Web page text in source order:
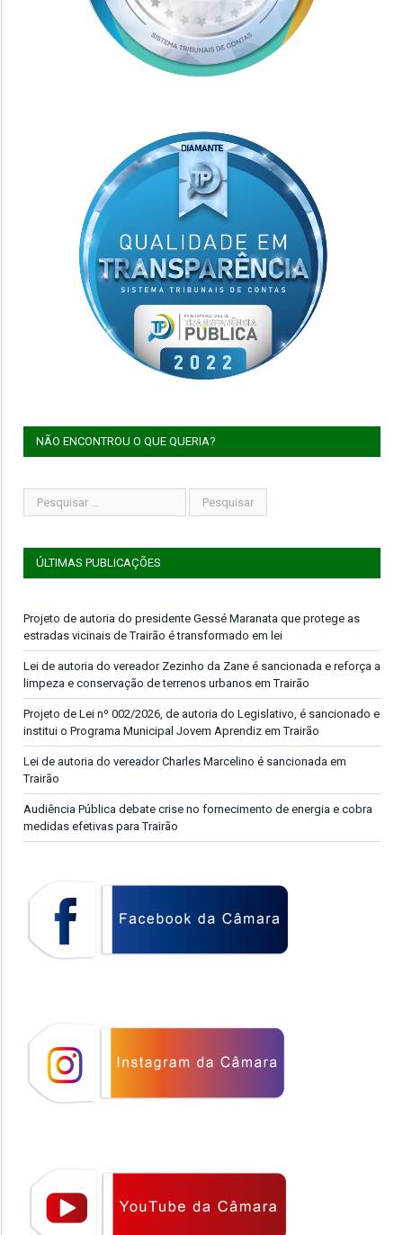
NÃO ENCONTROU O QUE QUERIA?
ÚLTIMAS PUBLICAÇÕES
Projeto de autoria do presidente Gessé Maranata que protege as
estradas vicinais de Trairão é transformado em lei
Lei de autoria do vereador Zezinho da Zane é sancionada e reforça a
limpeza e conservação de terrenos urbanos em Trairão
Projeto de Lei nº 002/2026, de autoria do Legislativo, é sancionado e
institui o Programa Municipal Jovem Aprendiz em Trairão
Lei de autoria do vereador Charles Marcelino é sancionada em
Trairão
Audiência Pública debate crise no fornecimento de energia e cobra
medidas efetivas para Trairão